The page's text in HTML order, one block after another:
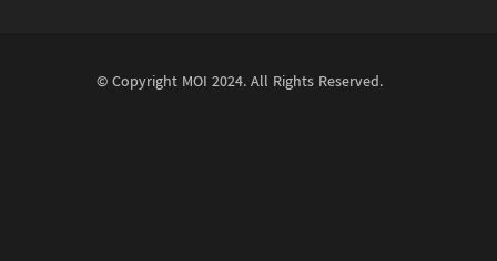
© Copyright MOI 2024. All Rights Reserved.